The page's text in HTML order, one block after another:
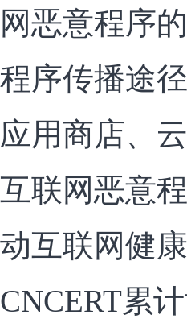
网恶意程序
程序传播途
应用商店、
互联网恶意
动互联网健
CNCERT累